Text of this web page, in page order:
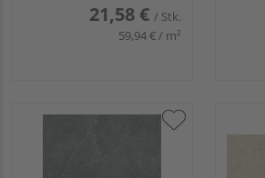
21,58 € / Stk.
59,94 € / m²